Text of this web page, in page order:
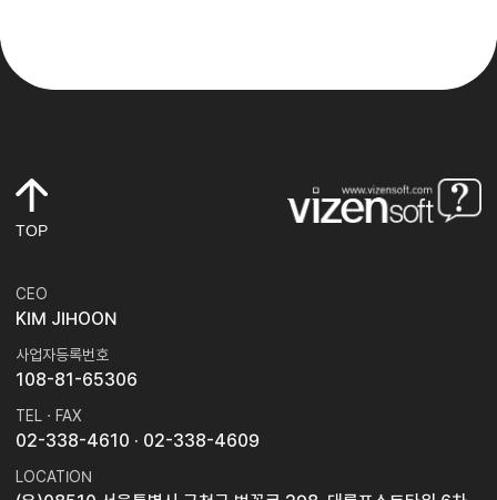
TOP
CEO
KIM JIHOON
사업자등록번호
108-81-65306
TEL · FAX
02-338-4610 · 02-338-4609
LOCATION